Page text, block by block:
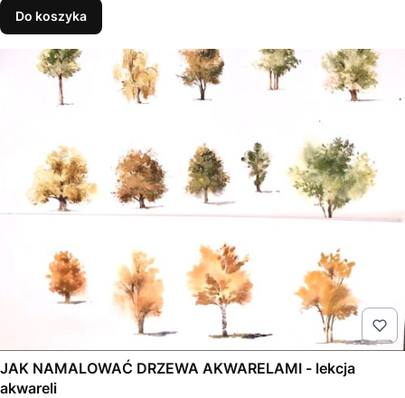
Do koszyka
JAK NAMALOWAĆ DRZEWA AKWARELAMI - lekcja
akwareli